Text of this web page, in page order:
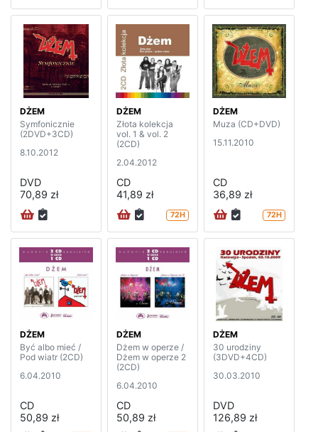
DŻEM
Symfonicznie
(2DVD+3CD)
8.10.2012
DVD
70,89 zł
DŻEM
Złota kolekcja
vol. 1 & vol. 2
(2CD)
2.04.2012
CD
41,89 zł
72H
DŻEM
Muza (CD+DVD)
15.11.2010
CD
36,89 zł
72H
DŻEM
Być albo mieć /
Pod wiatr (2CD)
6.04.2010
CD
50,89 zł
DŻEM
Dżem w operze /
Dżem w operze 2
(2CD)
6.04.2010
CD
50,89 zł
DŻEM
30 urodziny
(3DVD+4CD)
30.03.2010
DVD
126,89 zł